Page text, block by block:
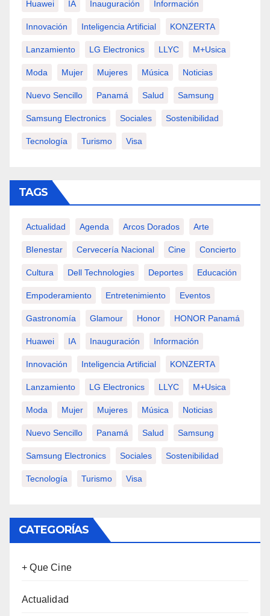
Huawei IA Inauguración Información
Innovación Inteligencia Artificial KONZERTA
Lanzamiento LG Electronics LLYC M+usica
Moda Mujer Mujeres Música Noticias
Nuevo Sencillo Panamá Salud Samsung
Samsung Electronics Sociales Sostenibilidad
Tecnología Turismo Visa
TAGS
Actualidad Agenda Arcos Dorados Arte
BIenestar Cervecería Nacional Cine Concierto
Cultura Dell Technologies Deportes Educación
Empoderamiento Entretenimiento Eventos
Gastronomía Glamour Honor HONOR Panamá
Huawei IA Inauguración Información
Innovación Inteligencia Artificial KONZERTA
Lanzamiento LG Electronics LLYC M+usica
Moda Mujer Mujeres Música Noticias
Nuevo Sencillo Panamá Salud Samsung
Samsung Electronics Sociales Sostenibilidad
Tecnología Turismo Visa
CATEGORÍAS
+ Que Cine
Actualidad